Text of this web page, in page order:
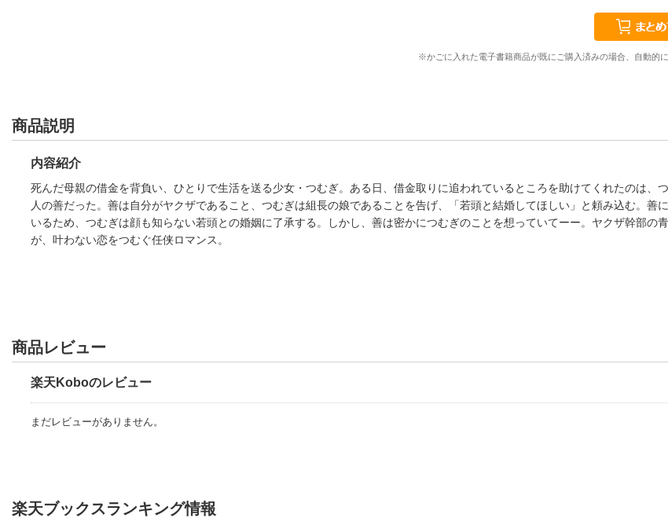
※かごに入れた電子書籍商品が既にご購入済みの場合、自動的
商品説明
内容紹介
死んだ母親の借金を背負い、ひとりで生活を送る少女・つむぎ。ある日、借金取りに追われているところを助けてくれたのは、
人の善だった。善は自分がヤクザであること、つむぎは組長の娘であることを告げ、「若頭と結婚してほしい」と頼み込む。善
いるため、つむぎは顔も知らない若頭との婚姻に了承する。しかし、善は密かにつむぎのことを想っていてーー。ヤクザ幹部の
が、叶わない恋をつむぐ任侠ロマンス。
商品レビュー
楽天Koboのレビュー
まだレビューがありません。
楽天ブックスランキング情報